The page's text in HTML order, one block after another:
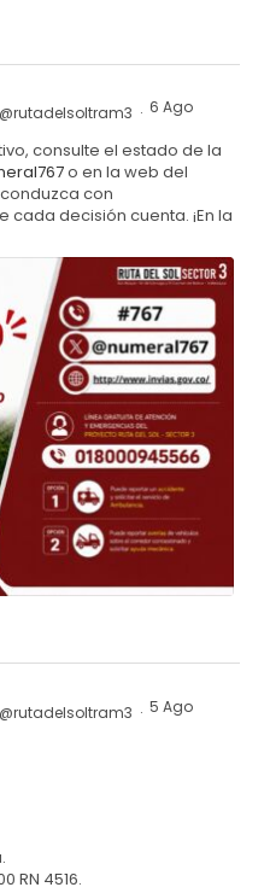
@rutadelsoltram3 · 6 Ago
consulte el estado de la
o en la web del
con
decisión cuenta. ¡En la
@rutadelsoltram3 · 5 Ago
RN 4516.